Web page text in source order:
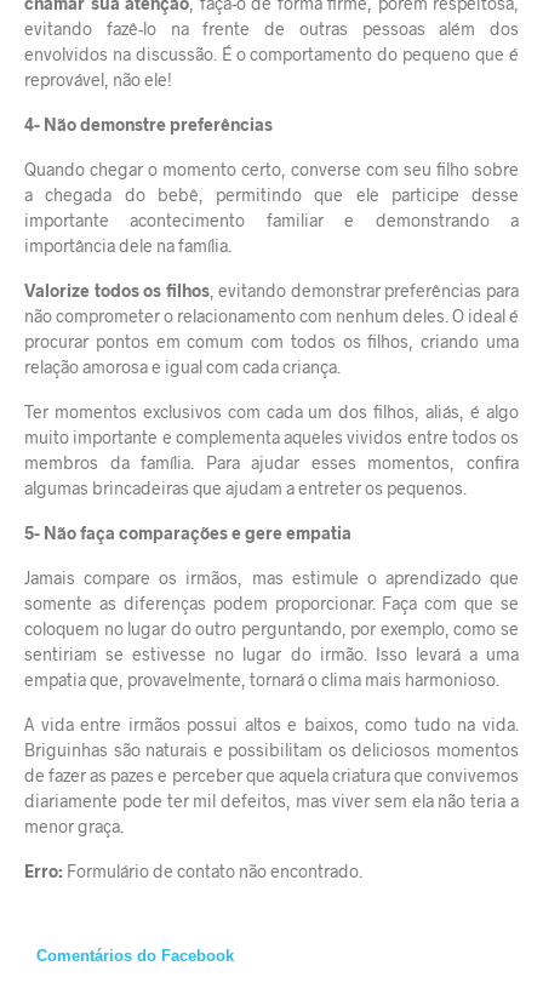
evitando fazê-lo na frente de outras pessoas além dos
envolvidos na discussão. É o comportamento do pequeno que é
reprovável, não ele!
4- Não demonstre preferências
Quando chegar o momento certo, converse com seu filho sobre
a chegada do bebê, permitindo que ele participe desse
importante acontecimento familiar e demonstrando a
importância dele na família.
Valorize todos os filhos, evitando demonstrar preferências para
não comprometer o relacionamento com nenhum deles. O ideal é
procurar pontos em comum com todos os filhos, criando uma
relação amorosa e igual com cada criança.
Ter momentos exclusivos com cada um dos filhos, aliás, é algo
muito importante e complementa aqueles vividos entre todos os
membros da família. Para ajudar esses momentos, confira
algumas brincadeiras que ajudam a entreter os pequenos.
5- Não faça comparações e gere empatia
Jamais compare os irmãos, mas estimule o aprendizado que
somente as diferenças podem proporcionar. Faça com que se
coloquem no lugar do outro perguntando, por exemplo, como se
sentiriam se estivesse no lugar do irmão. Isso levará a uma
empatia que, provavelmente, tornará o clima mais harmonioso.
A vida entre irmãos possui altos e baixos, como tudo na vida.
Briguinhas são naturais e possibilitam os deliciosos momentos
de fazer as pazes e perceber que aquela criatura que convivemos
diariamente pode ter mil defeitos, mas viver sem ela não teria a
menor graça.
Erro: Formulário de contato não encontrado.
Comentários do Facebook